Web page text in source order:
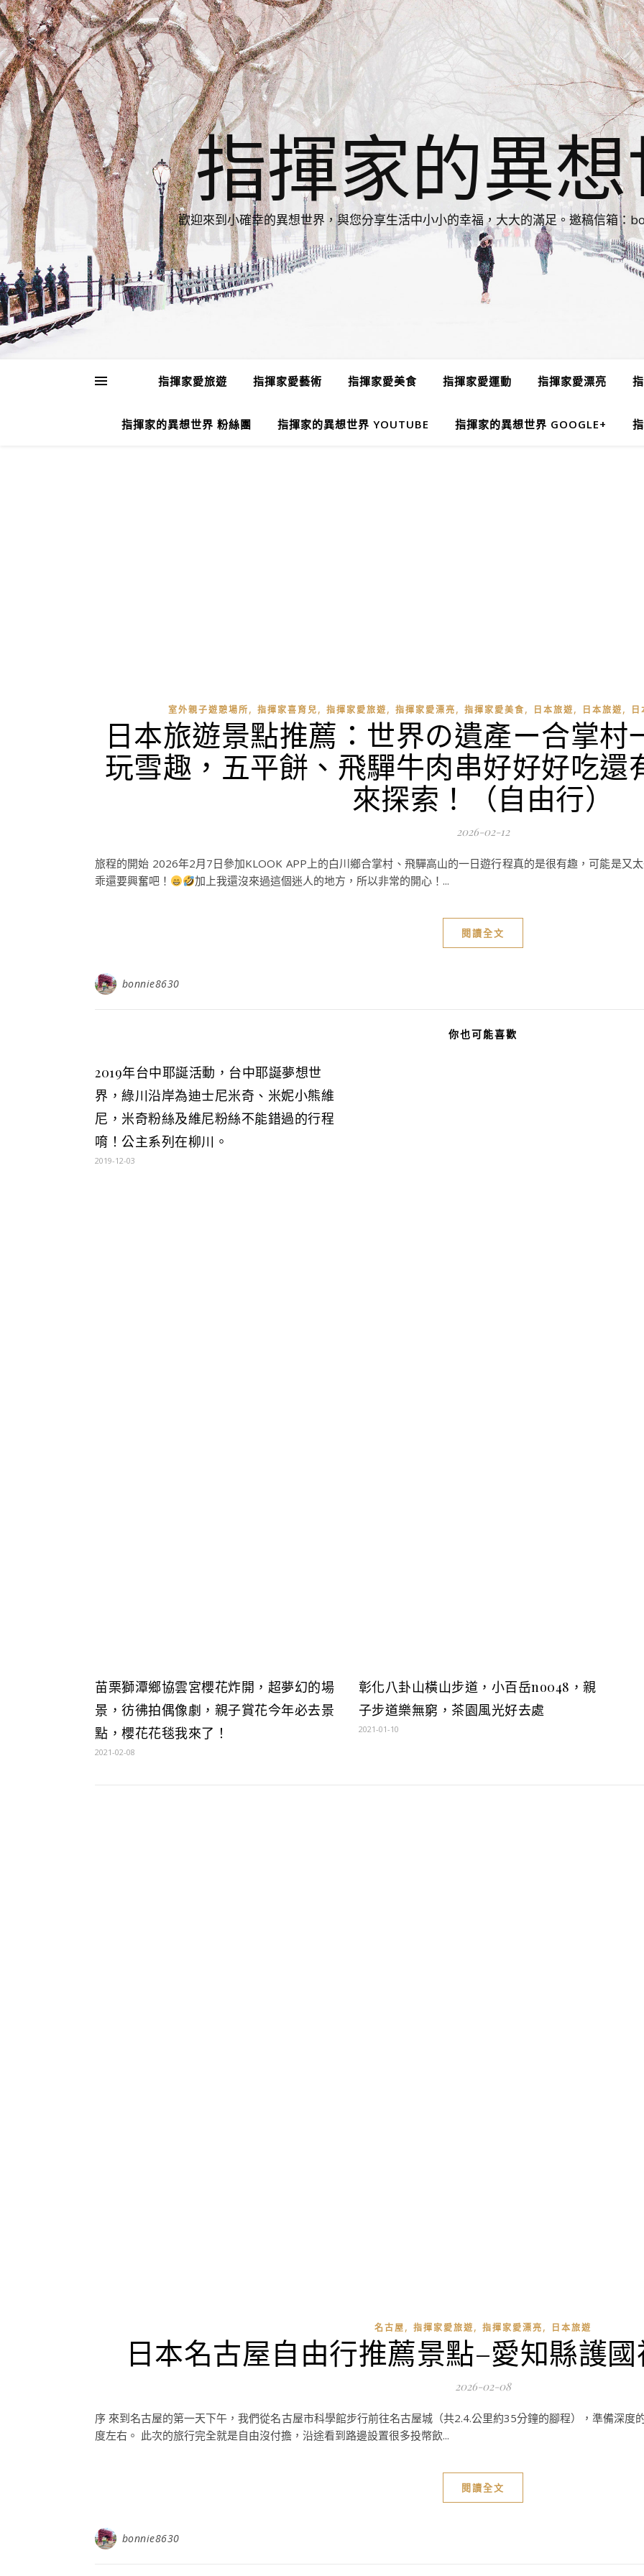
指揮家的異
歡迎來到小確幸的異想世界，與您分享生活中小小的幸福，大大的滿足。邀稿信箱：
指揮家愛旅遊 指揮家愛藝術 指揮家愛美食 指揮家愛運動 指揮家愛漂亮
指揮家的異想世界 粉絲團 指揮家的異想世界 YOUTUBE 指揮家的異想世界 GOOGLE+
室外親子遊憩場所, 指揮家喜育兒, 指揮家愛旅遊, 指揮家愛漂亮, 指揮家愛美食, 日本旅遊, 日本旅遊, 日
日本旅遊景點推薦：世界の遺產ー合掌村
玩雪趣，五平餅、飛驒牛肉串好好好吃還
來探索！（自由行）
2026-02-12
旅程的開始 2026年2月7日參加KLOOK APP上的白川鄉合掌村、飛驒高山的一日遊行程真的是很有趣，可能是又
乖還要興奮吧！
加上我還沒來過這個迷人的地方，所以非常的開心！...
閱讀全文
bonnie8630
你也可能喜歡
2019年台中耶誕活動，台中耶誕夢想世
界，綠川沿岸為迪士尼米奇、米妮小熊維
尼，米奇粉絲及維尼粉絲不能錯過的行程
唷！公主系列在柳川。
2019-12-03
苗栗獅潭鄉協雲宮櫻花炸開，超夢幻的場
景，彷彿拍偶像劇，親子賞花今年必去景
點，櫻花花毯我來了！
2021-02-08
彰化八卦山橫山步道，小百岳no048，親
子步道樂無窮，茶園風光好去處
2021-01-10
名古屋, 指揮家愛旅遊, 指揮家愛漂亮, 日本旅遊
日本名古屋自由行推薦景點–愛知縣護
2026-02-08
序 來到名古屋的第一天下午，我們從名古屋市科學館步行前往名古屋城（共2.4.公里約35分鐘的腳程），準備深
度左右。 此次的旅行完全就是自由沒付擔，沿途看到路邊設置很多投幣飲...
閱讀全文
bonnie8630